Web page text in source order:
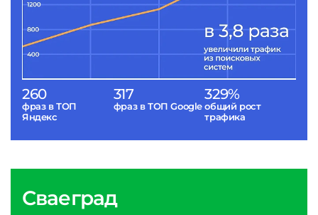
260
фраз в ТОП
Яндекс
317
фраз в ТОП Google
329%
общий рост
трафика
Сваеград